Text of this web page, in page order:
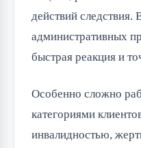
действий следствия.
административных
быстрая реакция и
Особенно сложно
категориями
инвалидностью,